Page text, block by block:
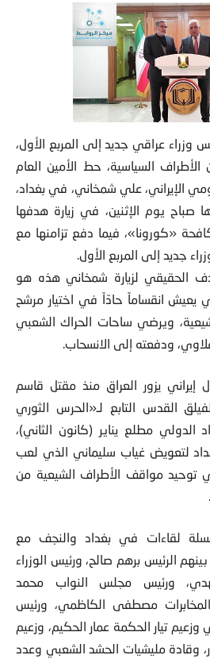
عراقي جديد إلى المربع الأول،
السياسية، حط الأمين العام
الإيراني، علي شمخاني، في بغداد،
صباح يوم الإثنين، في زيارة هدفها
«كورونا»، فيما دفع تزامنها مع
جديد إلى المربع الأول.
الحقيقي لزيارة شمخاني هذه هو
يعيش انقساماً حادّاً في اختيار مرشح
ويرضي ساحات الحراك الشعبي
ودفعته إلى الانسحاب.
يزور العراق منذ مقتل قاسم
القدس التابع لـ«الحرس الثوري
الدولي مطلع يناير (كانون الثاني)،
لتعويض غياب سليماني الذي لعب
توحيد مواقف الأطراف الشيعية من
لقاءات في بغداد والنجف مع
الرئيس برهم صالح، ورئيس الوزراء
ورئيس مجلس النواب محمد
مصطفى الكاظمي، ورئيس
تيار الحكمة عمار الحكيم، وزعيم
وقادة مليشيات الحشد الشعبي وعدد